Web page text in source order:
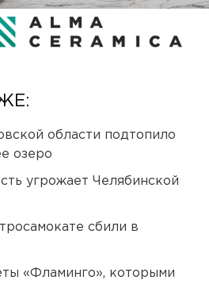
области подтопило
озеро
угрожает Челябинской
сбили в
«Фламинго», которыми